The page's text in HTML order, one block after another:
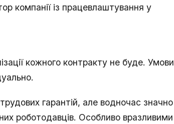
компанії із працевлаштування у
кожного контракту не буде. Умови
гарантій, але водночас значно
роботодавців. Особливо вразливими